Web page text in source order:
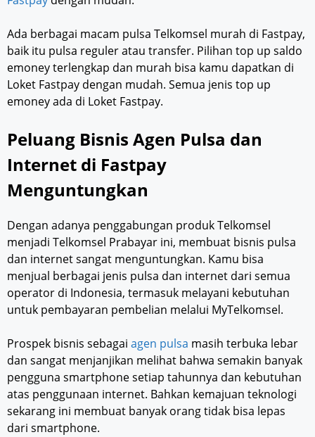
Ada berbagai macam pulsa Telkomsel murah di Fastpay,
baik itu pulsa reguler atau transfer. Pilihan top up saldo
emoney terlengkap dan murah bisa kamu dapatkan di
Loket Fastpay dengan mudah. Semua jenis top up
emoney ada di Loket Fastpay.
Peluang Bisnis Agen Pulsa dan
Internet di Fastpay
Menguntungkan
Dengan adanya penggabungan produk Telkomsel
menjadi Telkomsel Prabayar ini, membuat bisnis pulsa
dan internet sangat menguntungkan. Kamu bisa
menjual berbagai jenis pulsa dan internet dari semua
operator di Indonesia, termasuk melayani kebutuhan
untuk pembayaran pembelian melalui MyTelkomsel.
Prospek bisnis sebagai agen pulsa masih terbuka lebar
dan sangat menjanjikan melihat bahwa semakin banyak
pengguna smartphone setiap tahunnya dan kebutuhan
atas penggunaan internet. Bahkan kemajuan teknologi
sekarang ini membuat banyak orang tidak bisa lepas
dari smartphone.